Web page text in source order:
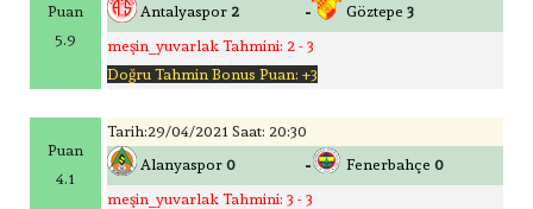
Puan
5.9
Antalyaspor 2 - Göztepe 3
meşin_yuvarlak Tahmini: 2 - 3
Doğru Tahmin Bonus Puan: +3
Puan
4.1
Tarih:29/04/2021 Saat: 20:30
Alanyaspor 0 - Fenerbahçe 0
meşin_yuvarlak Tahmini: 3 - 3